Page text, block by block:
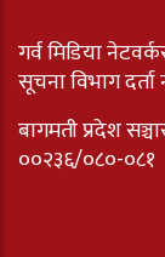
गर्व मिडिया
सूचना विभाग
बागमती प्रदेश
००२३६/०८०-०८१